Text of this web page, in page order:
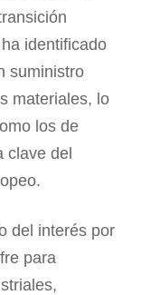
identificado
suministro
materiales, lo
los de
clave del
del interés por
para